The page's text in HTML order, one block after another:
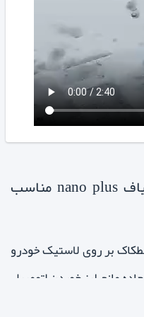
مشخصات زنجیر چرخ نانو الیاف nano plus مناسب
بر روی لاستیک خودرو
مانع لیز خوردن اتومبیل
چرخ پارچه ای تکانهای